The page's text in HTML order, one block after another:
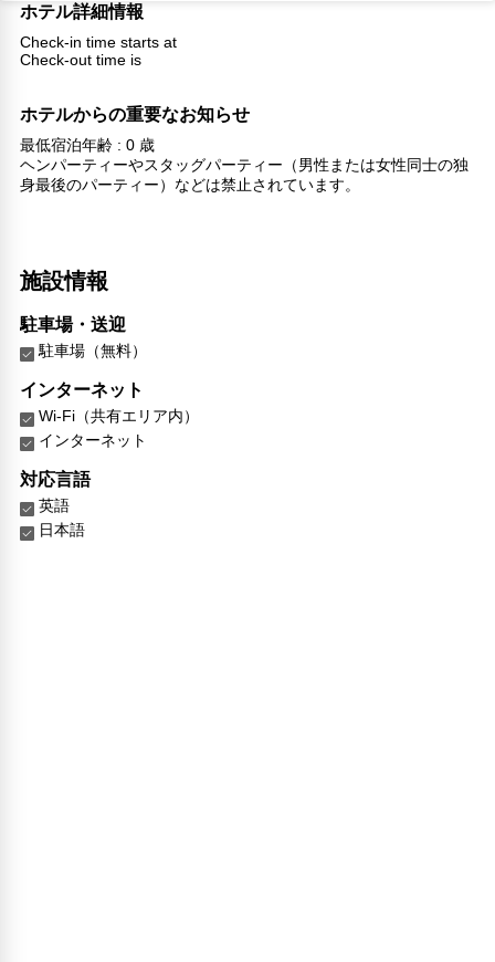
ホテル詳細情報
Check-in time starts at
Check-out time is
ホテルからの重要なお知らせ
最低宿泊年齢 : 0 歳
ヘンパーティーやスタッグパーティー（男性または女性同士の独
身最後のパーティー）などは禁止されています。
施設情報
駐車場・送迎
駐車場（無料）
インターネット
Wi-Fi（共有エリア内）
インターネット
対応言語
英語
日本語